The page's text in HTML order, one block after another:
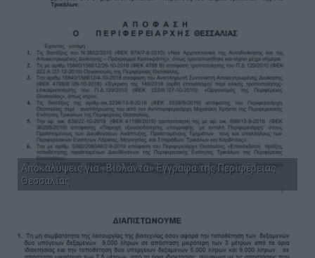
Αποκαλύψεις για «Βιολάντα» Έγγραφα της Περιφέρειας
Θεσσαλίας